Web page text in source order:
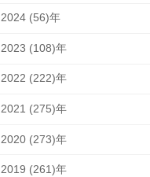
2024 (56)年
2023 (108)年
2022 (222)年
2021 (275)年
2020 (273)年
2019 (261)年